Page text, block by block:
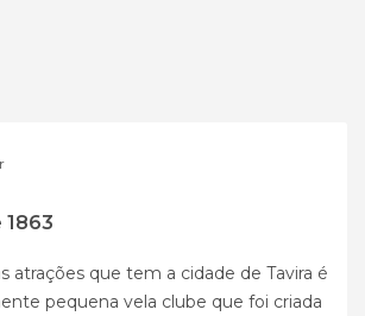
atrações que tem a cidade de Tavira é
pequena vela clube que foi criada